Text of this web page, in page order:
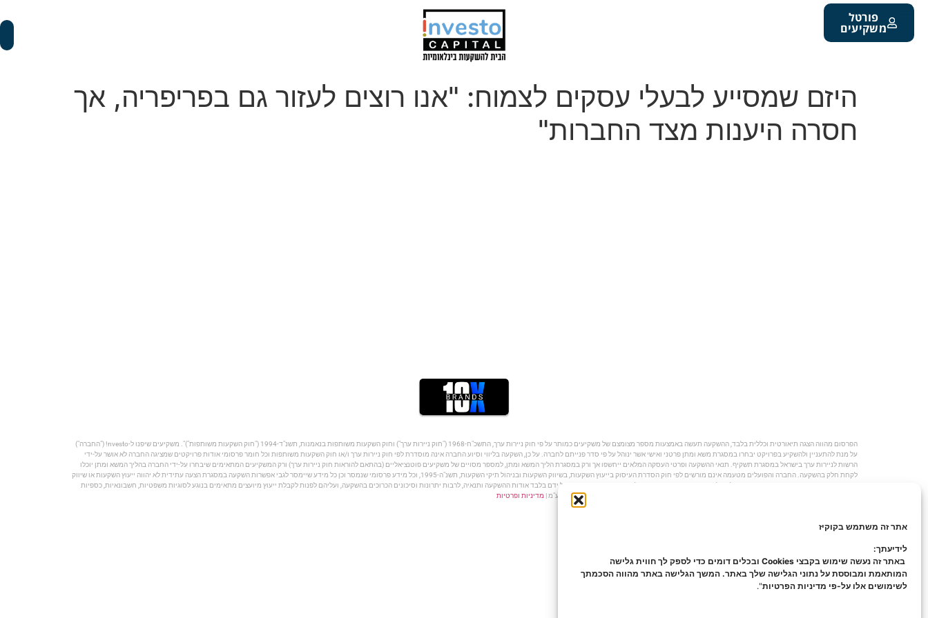
אתר זה משתמש בקוקיז
לידיעתך:
באתר זה נעשה שימוש בקבצי Cookies ובכלים דומים כדי לספק לך חווית גלישה
המותאמת ומבוססת על נתוני הגלישה שלך באתר. המשך הגלישה באתר מהווה הסכמתך
לשימושים אלו על-פי מדיניות הפרטיות".
פורטל
משקיעים
היזם שמסייע לבעלי עסקים לצמוח: "אנו רוצים לעזור גם בפריפריה, אך
חסרה היענות מצד החברות"
הפרסום מהווה הצגה תיאורטית וכללית בלבד, ההשקעה תעשה באמצעות מספר מצומצם של משקיעים כמותר על פי חוק ניירות ערך, התשכ"ח-1968 ("חוק ניירות ערך") וחוק השקעות משותפות בנאמנות, תשנ"ד-1994 ("חוק השקעות משותפות")". משקיעים שיפנו ל-nvesto! ("החברה")
על מנת להתעניין ולהשקיע בפרויקט יבחרו במסגרת משא ומתן פרטני ואישי אשר ינוהל על פי סדר פנייתם לחברה. על כן, השקעה בליווי וסיוע החברה אינה מוסדרת לפי חוק ניירות ערך ו/או חוק השקעות משותפות וכל חומר פרסומי אודות פרויקטים שמציגה החברה לא אושר על-ידי
הרשות לניירות ערך בישראל במסגרת תשקיף. תנאי ההשקעה ופרטי העסקה המלאים ייחשפו אך ורק במסגרת הליך המשא ומתן, למספר מסויים של משקיעים פוטנציאליים (בהתאם להוראות חוק ניירות ערך) ורק המשקיעים המתאימים שיבחרו על-ידי החברה בהליך המשא ומתן יוכלו
לקחת חלק בהשקעה. החברה והפועלים מטעמה אינם מורשים לפי חוק הסדרת העיסוק בייעוץ השקעות, בשיווק השקעות ובניהול תיקי השקעות, תשנ"ה-1995, וכל מידע פרסומי שנמסר וכן כל מידע שיימסר לגבי אפשרות השקעה במסגרת הצעה עתידית לא יהווה ייעוץ השקעות או שיווק
השקעות כהגדרתם בחוק. משקיעים אשר החליטו להשקיע בפרויקט יעשו זאת על סמך בדיקה שהתבצעה על ידם בלבד אודות ההשקעה ותנאיה, לרבות יתרונות וסיכונים הכרוכים בהשקעה, ועליהם לפנות לקבלת ייעוץ מיועצים מתאימים בנוגע לסוגיות משפטיות, חשבונאיות, כספיות
מדיניות ופרטיות